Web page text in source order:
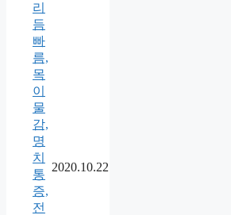
리
듬
빠
름,
목
이
물
감,
명
치
통
증,
전
2020.10.22